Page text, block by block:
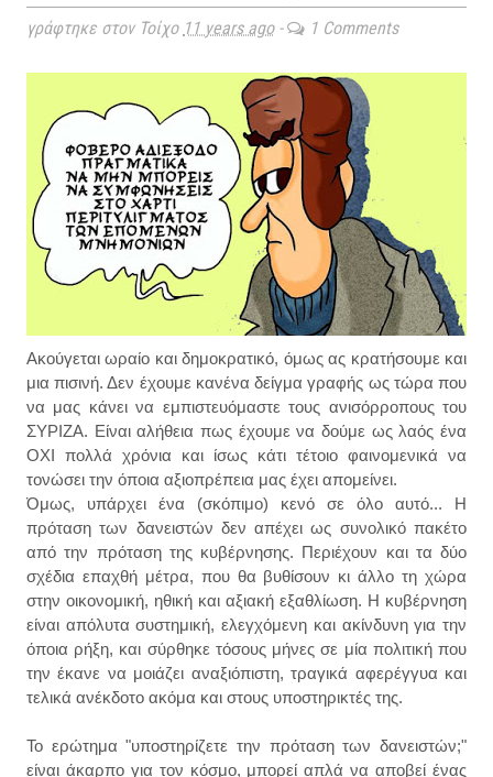
γράφτηκε στον Τοίχο 11 years ago- 1 Comments
Ακούγεται ωραίο και δημοκρατικό, όμως ας κρατήσουμε και
μια πισινή. Δεν έχουμε κανένα δείγμα γραφής ως τώρα που
να μας κάνει να εμπιστευόμαστε τους ανισόρροπους του
ΣΥΡΙΖΑ. Είναι αλήθεια πως έχουμε να δούμε ως λαός ένα
ΟΧΙ πολλά χρόνια και ίσως κάτι τέτοιο φαινομενικά να
τονώσει την όποια αξιοπρέπεια μας έχει απομείνει.
Όμως, υπάρχει ένα (σκόπιμο) κενό σε όλο αυτό... Η
πρόταση των δανειστών δεν απέχει ως συνολικό πακέτο
από την πρόταση της κυβέρνησης. Περιέχουν και τα δύο
σχέδια επαχθή μέτρα, που θα βυθίσουν κι άλλο τη χώρα
στην οικονομική, ηθική και αξιακή εξαθλίωση. Η κυβέρνηση
είναι απόλυτα συστημική, ελεγχόμενη και ακίνδυνη για την
όποια ρήξη, και σύρθηκε τόσους μήνες σε μία πολιτική που
την έκανε να μοιάζει αναξιόπιστη, τραγικά αφερέγγυα και
τελικά ανέκδοτο ακόμα και στους υποστηρικτές της.
Το ερώτημα "υποστηρίζετε την πρόταση των δανειστών;"
είναι άκαρπο για τον κόσμο, μπορεί απλά να αποβεί ένας